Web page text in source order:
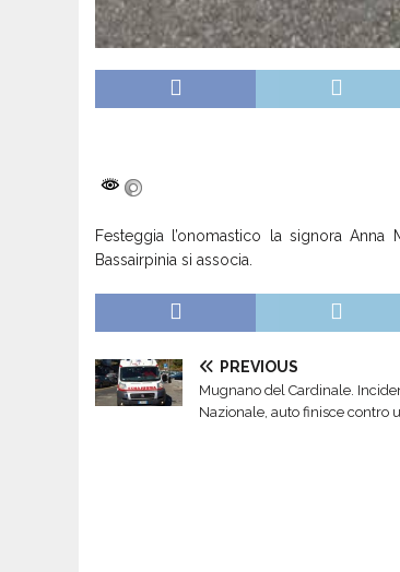
Festeggia l’onomastico la signora
Bassairpinia si associa.
PREVIOUS
Mugnano del Cardinale.
Nazionale, auto finisce contro